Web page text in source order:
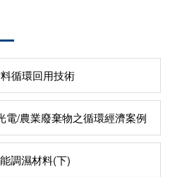
循環回用技術
/農業廢棄物之循環經濟案例
調濕材料(下)